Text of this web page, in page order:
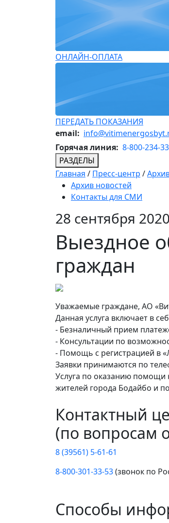
ОНЛАЙН-ОПЛАТА
ПЕРЕДАТЬ ПОКАЗАНИЯ
email:
Горячая линия: 8-800-234-
РАЗДЕЛЫ
Главная / Пресс-центр /
Архив новостей
Контакты для СМИ
28 сентября
Выездное
граждан
Уважаемые граждане, АО
Данная услуга включает в
- Безналичный прием
- Консультации по
- Помощь с регистрацией в
Заявки принимаются по
Услуга по оказанию
жителей города Бодайбо и
Контактный
(по вопросам
8 (39561) 5-61-61
8-800-301-33-53(звонок по
Способы